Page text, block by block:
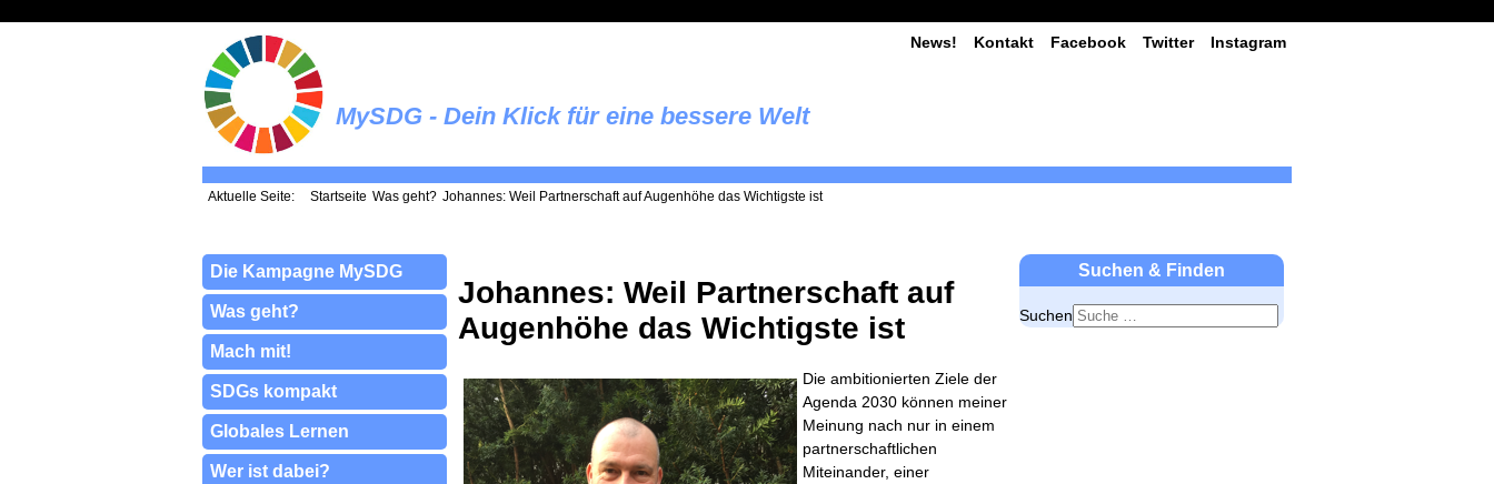
MySDG - Dein Klick für eine bessere Welt
News! Kontakt Facebook Twitter Instagram
Aktuelle Seite: Startseite Was geht? Johannes: Weil Partnerschaft auf Augenhöhe das Wichtigste ist
Die Kampagne MySDG
Was geht?
Mach mit!
SDGs kompakt
Globales Lernen
Wer ist dabei?
Johannes: Weil Partnerschaft auf
Augenhöhe das Wichtigste ist
Die ambitionierten Ziele der
Agenda 2030 können meiner
Meinung nach nur in einem
partnerschaftlichen
Miteinander, einer
Suchen & Finden
Suchen